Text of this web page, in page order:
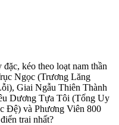
kéo theo loạt nam thần
Ngọc (Trương Lăng
Giai Ngẫu Thiên Thành
Dương Tựa Tôi (Tống Uy
Đệ) và Phương Viên 800
trai nhất?